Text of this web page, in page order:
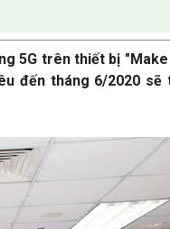
5G trên thiết bị
đến tháng 6/2020 sẽ